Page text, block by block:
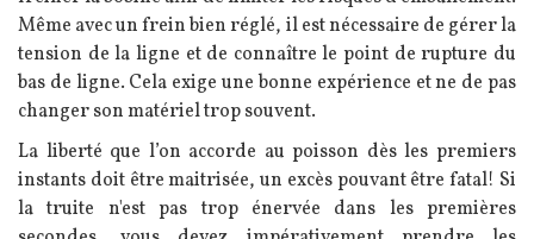
Même avec un frein bien réglé, il est nécessaire de gérer la
tension de la ligne et de connaître le point de rupture du
bas de ligne. Cela exige une bonne expérience et ne de pas
changer son matériel trop souvent.
La liberté que l’on accorde au poisson dès les premiers
instants doit être maitrisée, un excès pouvant être fatal! Si
la truite n'est pas trop énervée dans les premières